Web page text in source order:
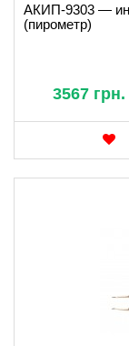
АКИП-9303 —
(пирометр)
3567 грн.